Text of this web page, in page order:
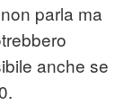
parla ma
anche se